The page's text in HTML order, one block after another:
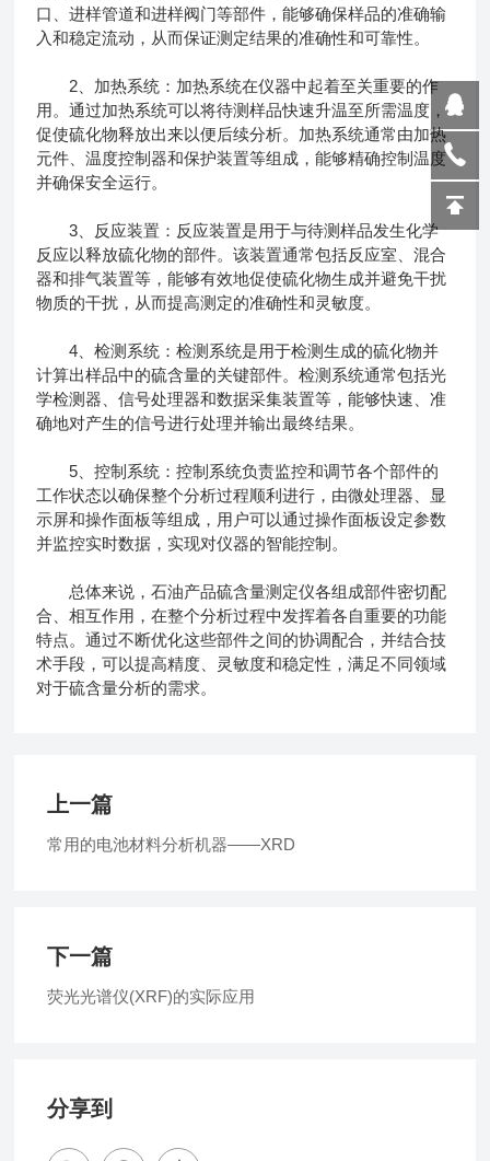
口、进样管道和进样阀门等部件，能够确保样品的准确输
入和稳定流动，从而保证测定结果的准确性和可靠性。
2、加热系统：加热系统在仪器中起着至关重要的作
用。通过加热系统可以将待测样品快速升温至所需温度，
促使硫化物释放出来以便后续分析。加热系统通常由加热
元件、温度控制器和保护装置等组成，能够精确控制温度
并确保安全运行。
3、反应装置：反应装置是用于与待测样品发生化学
反应以释放硫化物的部件。该装置通常包括反应室、混合
器和排气装置等，能够有效地促使硫化物生成并避免干扰
物质的干扰，从而提高测定的准确性和灵敏度。
4、检测系统：检测系统是用于检测生成的硫化物并
计算出样品中的硫含量的关键部件。检测系统通常包括光
学检测器、信号处理器和数据采集装置等，能够快速、准
确地对产生的信号进行处理并输出最终结果。
5、控制系统：控制系统负责监控和调节各个部件的
工作状态以确保整个分析过程顺利进行，由微处理器、显
示屏和操作面板等组成，用户可以通过操作面板设定参数
并监控实时数据，实现对仪器的智能控制。
总体来说，石油产品硫含量测定仪各组成部件密切配
合、相互作用，在整个分析过程中发挥着各自重要的功能
特点。通过不断优化这些部件之间的协调配合，并结合技
术手段，可以提高精度、灵敏度和稳定性，满足不同领域
对于硫含量分析的需求。
上一篇
常用的电池材料分析机器——XRD
下一篇
荧光光谱仪(XRF)的实际应用
分享到